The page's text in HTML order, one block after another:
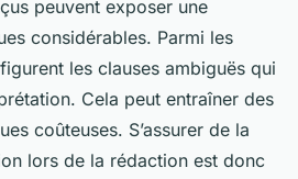
peuvent exposer une
considérables. Parmi les
figurent les clauses ambiguës qui
Cela peut entraîner des
coûteuses. S’assurer de la
lors de la rédaction est donc